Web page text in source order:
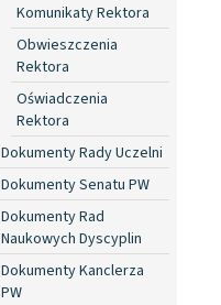
Komunikaty Rektora
Obwieszczenia
Rektora
Oświadczenia
Rektora
Dokumenty Rady Uczelni
Dokumenty Senatu PW
Dokumenty Rad
Naukowych Dyscyplin
Dokumenty Kanclerza
PW